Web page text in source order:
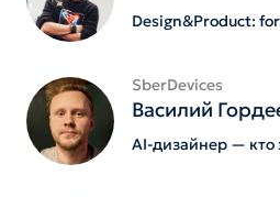
Design&Product:
SberDevices
Василий
AI-дизайнер — кто